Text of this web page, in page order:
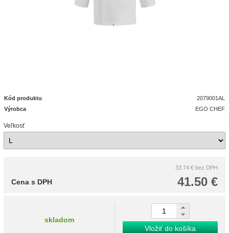
Kód produktu
2079001AL
Výrobca
EGO CHEF
Veľkosť
33.74 € bez DPH
41.50 €
Cena s DPH
skladom
Vložiť do košíka